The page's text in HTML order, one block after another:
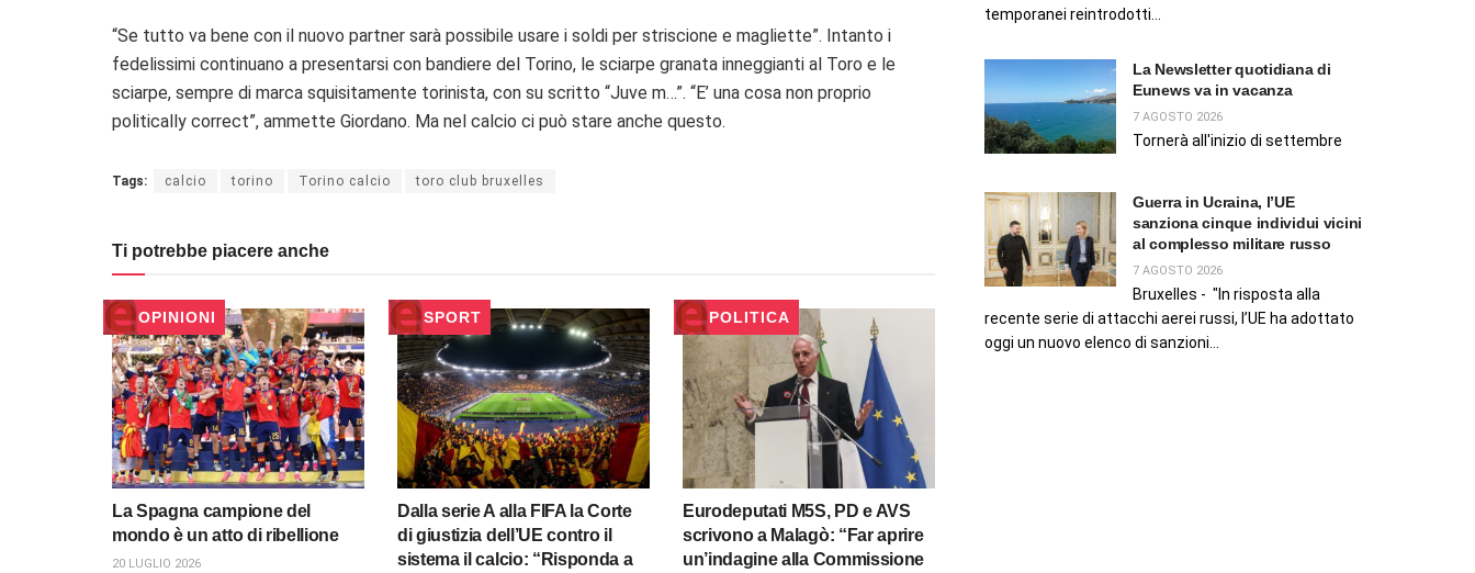
“Se tutto va bene con il nuovo partner sarà possibile usare i soldi per striscione e magliette”. Intanto i
fedelissimi continuano a presentarsi con bandiere del Torino, le sciarpe granata inneggianti al Toro e le
sciarpe, sempre di marca squisitamente torinista, con su scritto “Juve m…”. “E’ una cosa non proprio
politically correct”, ammette Giordano. Ma nel calcio ci può stare anche questo.
Tags: calcio torino Torino calcio toro club bruxelles
Ti potrebbe piacere anche
OPINIONI
La Spagna campione del
mondo è un atto di ribellione
20 LUGLIO 2026
SPORT
Dalla serie A alla FIFA la Corte
di giustizia dell’UE contro il
sistema il calcio: “Risponda a
POLITICA
Eurodeputati M5S, PD e AVS
scrivono a Malagò: “Far aprire
un’indagine alla Commissione
temporanei reintrodotti...
La Newsletter quotidiana di
Eunews va in vacanza
7 AGOSTO 2026
Tornerà all'inizio di settembre
Guerra in Ucraina, l’UE
sanziona cinque individui vicini
al complesso militare russo
7 AGOSTO 2026
Bruxelles - "In risposta alla
recente serie di attacchi aerei russi, l’UE ha adottato
oggi un nuovo elenco di sanzioni...